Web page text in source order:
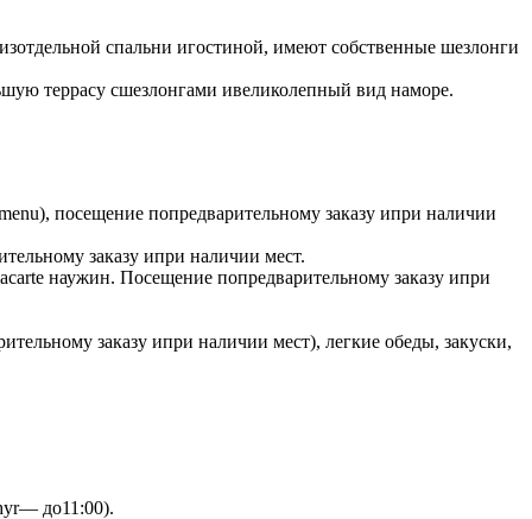
спальни игостиной, имеют собственные шезлонги
террасу сшезлонгами ивеликолепный вид наморе.
посещение попредварительному заказу ипри наличии
заказу ипри наличии мест.
наужин. Посещение попредварительному заказу ипри
заказу ипри наличии мест), легкие обеды, закуски,
до11:00).